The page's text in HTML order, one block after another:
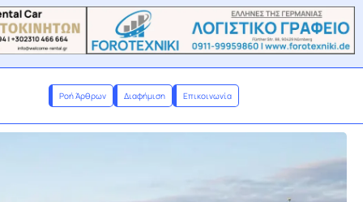
Ροή Άρθρων Διαφήμιση Επικοινωνία